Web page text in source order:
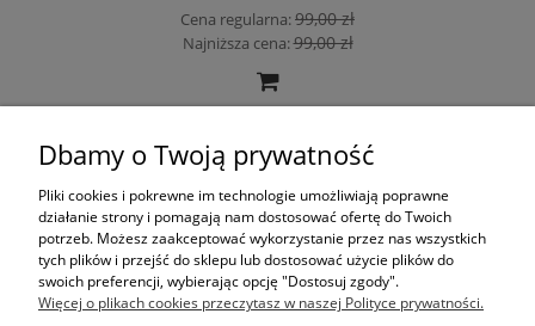
Cena regularna:99,00 zł
Najniższa cena:99,00 zł
Dbamy o Twoją prywatność
Pliki cookies i pokrewne im technologie umożliwiają poprawne
działanie strony i pomagają nam dostosować ofertę do Twoich
potrzeb. Możesz zaakceptować wykorzystanie przez nas wszystkich
tych plików i przejść do sklepu lub dostosować użycie plików do
swoich preferencji, wybierając opcję "Dostosuj zgody".
Więcej o plikach cookies przeczytasz w naszej Polityce prywatności.